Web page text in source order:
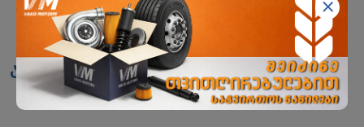
ანალოგები